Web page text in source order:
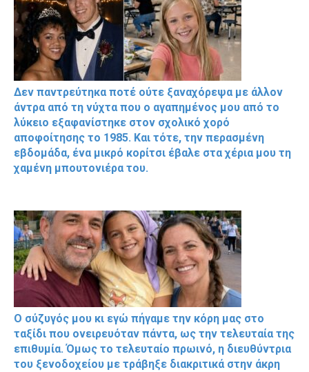
Δεν παντρεύτηκα ποτέ ούτε ξαναχόρεψα με άλλον
άντρα από τη νύχτα που ο αγαπημένος μου από το
λύκειο εξαφανίστηκε στον σχολικό χορό
αποφοίτησης το 1985. Και τότε, την περασμένη
εβδομάδα, ένα μικρό κορίτσι έβαλε στα χέρια μου τη
χαμένη μπουτονιέρα του.
Ο σύζυγός μου κι εγώ πήγαμε την κόρη μας στο
ταξίδι που ονειρευόταν πάντα, ως την τελευταία της
επιθυμία. Όμως το τελευταίο πρωινό, η διευθύντρια
του ξενοδοχείου με τράβηξε διακριτικά στην άκρη